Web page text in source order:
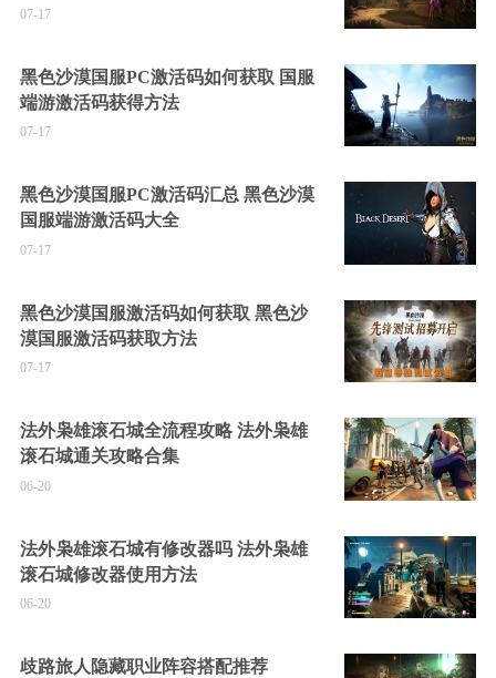
07-17
黑色沙漠国服PC激活码如何获取 国服
端游激活码获得方法
07-17
黑色沙漠国服PC激活码汇总 黑色沙漠
国服端游激活码大全
07-17
黑色沙漠国服激活码如何获取 黑色沙
漠国服激活码获取方法
07-17
法外枭雄滚石城全流程攻略 法外枭雄
滚石城通关攻略合集
06-20
法外枭雄滚石城有修改器吗 法外枭雄
滚石城修改器使用方法
06-20
歧路旅人隐藏职业阵容搭配推荐